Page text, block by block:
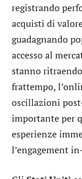
registrando
acquisti di
guadagnando
accesso al
stanno
frattempo,
oscillazioni
importante per
esperienze
l’engagement